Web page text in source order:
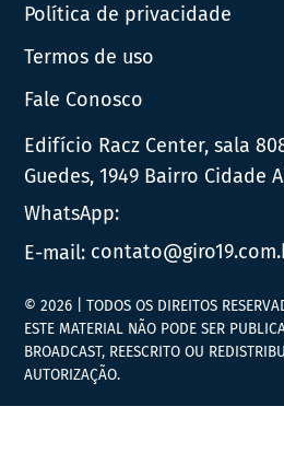
Política de privacidade
Termos de uso
Fale Conosco
Edifício Racz Center, sala
Guedes, 1949 Bairro Cidade
WhatsApp:
E-mail:
© 2026 | TODOS OS DIREITOS
ESTE MATERIAL NÃO PODE SER
BROADCAST, REESCRITO OU
AUTORIZAÇÃO.